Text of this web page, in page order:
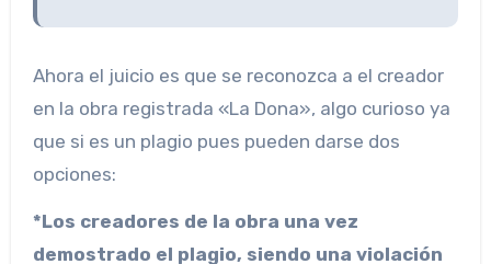
Ahora el juicio es que se reconozca a el creador
en la obra registrada «La Dona», algo curioso ya
que si es un plagio pues pueden darse dos
opciones:
*Los creadores de la obra una vez
demostrado el plagio, siendo una violación